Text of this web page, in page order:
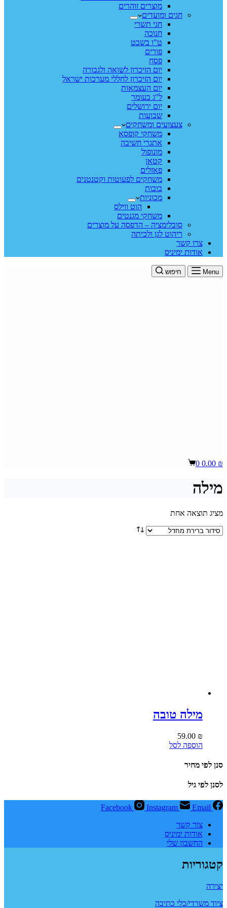
מוצרים זוהרים
חגים ומועדים
חגי תשרי
חנוכה
ט"ו בשבט
פורים
פסח
יום הזיכרון לשואה ולגבורה
יום הזיכרון לחללי מערכות ישראל
יום העצמאות
ל"ג בעומר
יום ירושלים
שבועות
צעצועים ומשחקים
משחקי קופסא
אתגרי חשיבה
מונופול
קטאן
פאזלים
משחקים לפעוטות וקטנטנים
בובות
מכוניות
הוט ווילס
משחקי מגנטים
סובלימציה – הדפסה על מוצרים
ריהוט לגן ולכיתה
צרו קשר
אודות ימיניס
Menu חיפוש
Shopping
0.00 ₪
0
מילה
מציג תוצאה אחת
מילה טובה
59.00 ₪
הוספה לסל
סנן לפי מחיר
לסנן לפי גיל
Facebook Instagram
Email
צור קשר
אודות ימיניס
החשבון שלי
קטגוריות
יצירה
ציוד משרדי/כלי כתיבה